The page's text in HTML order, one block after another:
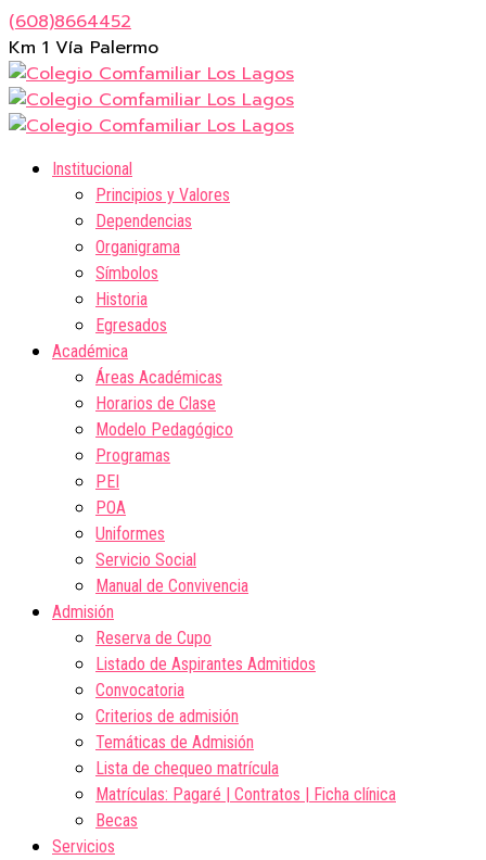
(608)8664452
Km 1 Vía Palermo
Institucional
Principios y Valores
Dependencias
Organigrama
Símbolos
Historia
Egresados
Académica
Áreas Académicas
Horarios de Clase
Modelo Pedagógico
Programas
PEI
POA
Uniformes
Servicio Social
Manual de Convivencia
Admisión
Reserva de Cupo
Listado de Aspirantes Admitidos
Convocatoria
Criterios de admisión
Temáticas de Admisión
Lista de chequeo matrícula
Matrículas: Pagaré | Contratos | Ficha clínica
Becas
Servicios